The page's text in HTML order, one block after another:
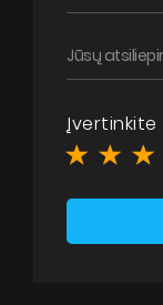
Įvertinkite